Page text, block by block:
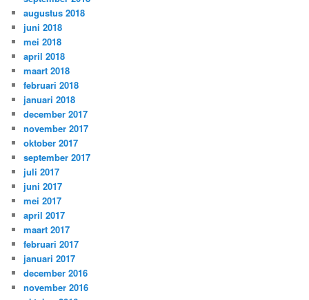
augustus 2018
juni 2018
mei 2018
april 2018
maart 2018
februari 2018
januari 2018
december 2017
november 2017
oktober 2017
september 2017
juli 2017
juni 2017
mei 2017
april 2017
maart 2017
februari 2017
januari 2017
december 2016
november 2016